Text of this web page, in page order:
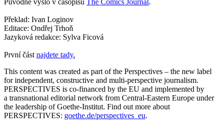
Překlad: Ivan Loginov
Editace: Ondřej Trhoň
Jazyková redakce: Sylva Ficová
První část najdete tady.
This content was created as part of the Perspectives – the new label
for independent, constructive and multi-perspective journalism.
PERSPECTIVES is co-financed by the EU and implemented by
a transnational editorial network from Central-Eastern Europe under
the leadership of Goethe-Institut. Find out more about
PERSPECTIVES: goethe.de/perspectives_eu.